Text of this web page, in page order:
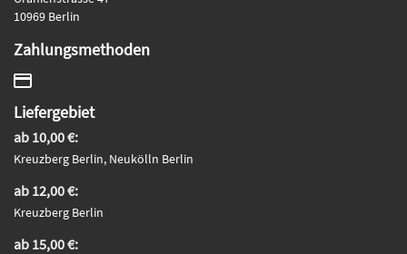
10969 Berlin
Zahlungsmethoden
Liefergebiet
ab 10,00 €:
Kreuzberg Berlin, Neukölln Berlin
ab 12,00 €:
Kreuzberg Berlin
ab 15,00 €: